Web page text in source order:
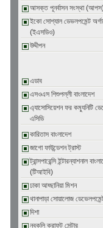
আসক্ত পূনর্বাসন সংস্থা
ইকো সোশ্যাল ডেভলপমেন্ট
(ইএসডিও)
উদ্দীপন
এডাব
এসওএস শিশুপল্লী বাংলাদেশ
এ্যাসোসিয়েশন ফর কম্যুনিটি
এসিডি
কারিতাস বাংলাদেশ
জাগো ফাউন্ডেশন ট্রাস্ট
ট্রান্সপারেন্সি ইন্টারন্যাশনাল
(টিআইবি)
ঢাকা আহ্ছানিয়া মিশন
থানাপাড়া সোয়ালোজ
দিশা
নবকলি ক্রাফট সেন্টার